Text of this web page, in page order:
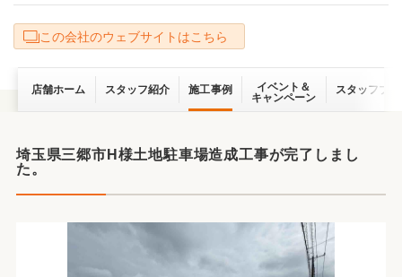
この会社のウェブサイトはこちら
店舗ホーム スタッフ紹介 施工事例
イベント＆
キャンペーン
スタッフブ
埼玉県三郷市H様土地駐車場造成工事が完了しまし
た。